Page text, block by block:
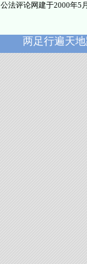
公法评论网建于2000年5
两足行遍天